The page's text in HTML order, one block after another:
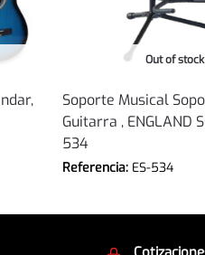
Out of stock
Soporte Musical
Guitarra , ENGLAND
534
Referencia: ES-534